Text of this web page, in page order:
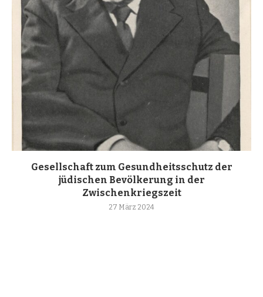
Gesellschaft zum Gesundheitsschutz der
jüdischen Bevölkerung in der
Zwischenkriegszeit
27 März 2024